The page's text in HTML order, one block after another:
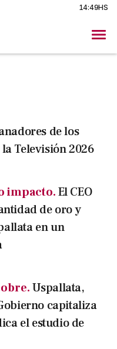
14:49HS
de los
Televisión 2026
impacto.El CEO
de oro y
en un
Uspallata,
capitaliza
el estudio de